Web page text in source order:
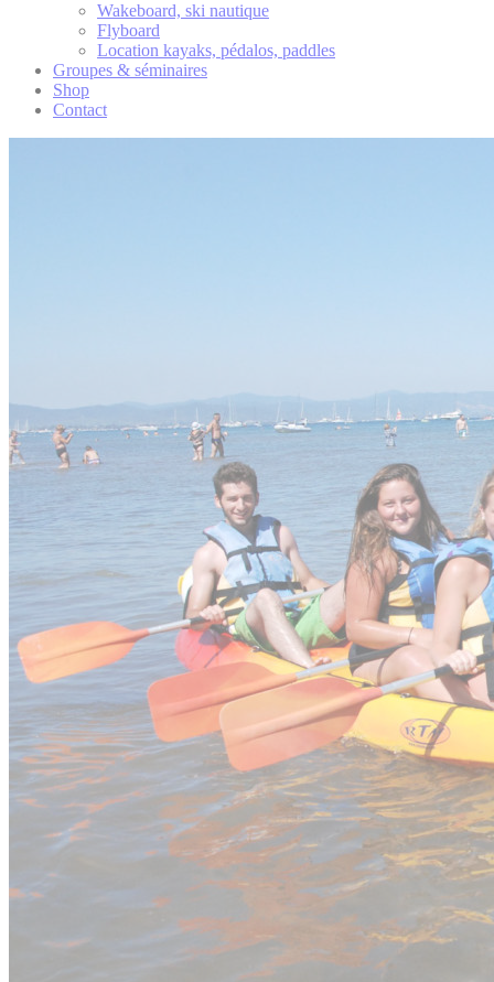
Wakeboard, ski nautique
Flyboard
Location kayaks, pédalos, paddles
Groupes & séminaires
Shop
Contact